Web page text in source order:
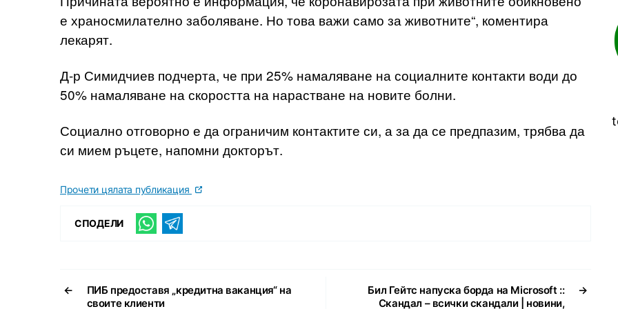
е храносмилателно заболяване. Но това важи само за животните“, коментира
лекарят.
Д-р Симидчиев подчерта, че при 25% намаляване на социалните контакти води до
50% намаляване на скоростта на нарастване на новите болни.
Социално отговорно е да ограничим контактите си, а за да се предпазим, трябва да
си мием ръцете, напомни докторът.
Прочети цялата публикация
СПОДЕЛИ
←
ПИБ предоставя „кредитна ваканция“ на
своите клиенти
→
Бил Гейтс напуска борда на Microsoft ::
Скандал – всички скандали | новини,